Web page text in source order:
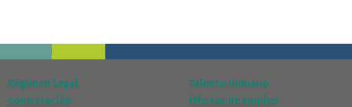
Régimen Legal
Contratación
Talento Humano
Ofertas de Empleo